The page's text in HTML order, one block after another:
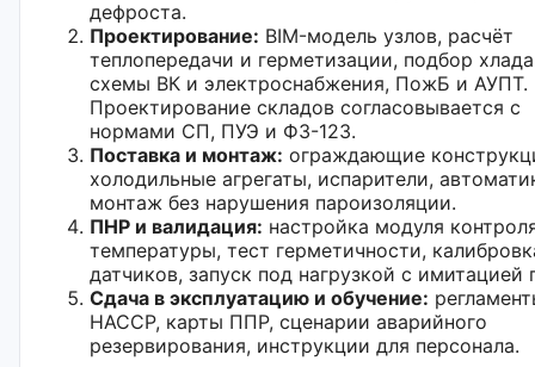
дефроста.
Проектирование: BIM-модель узлов, расчёт
теплопередачи и герметизации, подбор
схемы ВК и электроснабжения, ПожБ и АУПТ.
Проектирование складов согласовывается с
нормами СП, ПУЭ и ФЗ-123.
Поставка и монтаж: ограждающие
холодильные агрегаты, испарители,
монтаж без нарушения пароизоляции.
ПНР и валидация: настройка модуля
температуры, тест герметичности,
датчиков, запуск под нагрузкой с имитацией
Сдача в эксплуатацию и обучение:
HACCP, карты ППР, сценарии аварийного
резервирования, инструкции для персонала.